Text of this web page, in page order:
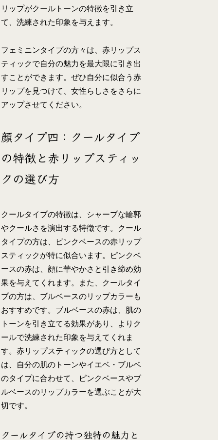
リップがクールトーンの特徴を引き立
て、洗練された印象を与えます。
フェミニンタイプの方々は、赤リップス
ティックで自分の魅力を最大限に引き出
すことができます。ぜひ自分に似合う赤
リップを見つけて、女性らしさをさらに
アップさせてください。
顔タイプ四：クールタイプ
の特徴と赤リップスティッ
クの選び方
クールタイプの特徴は、シャープな輪郭
やクールさを演出する特徴です。クール
タイプの方は、ピンクベースの赤リップ
スティックが特に似合います。ピンクベ
ースの赤は、顔に華やかさと引き締め効
果を与えてくれます。また、クールタイ
プの方は、ブルベースのリップカラーも
おすすめです。ブルベースの赤は、肌の
トーンを引き立てる効果があり、よりク
ールで洗練された印象を与えてくれま
す。赤リップスティックの選び方として
は、自分の肌のトーンやイエベ・ブルベ
のタイプに合わせて、ピンクベースやブ
ルベースのリップカラーを選ぶことが大
切です。
クールタイプの持つ独特の魅力と